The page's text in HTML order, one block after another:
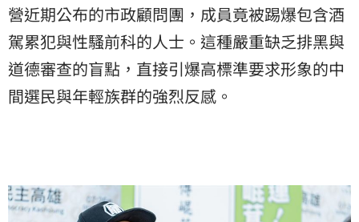
營近期公布的市政顧問團，成員竟被踢爆包含酒
駕累犯與性騷前科的人士。這種嚴重缺乏排黑與
道德審查的盲點，直接引爆高標準要求形象的中
間選民與年輕族群的強烈反感。